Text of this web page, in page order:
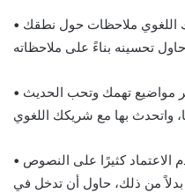
ملاحظات حول نطقك
مواضيع تهمك وتحب الحديث
الاعتماد كثيرًا على النصوص
بدلاً من ذلك، حاول أن تدخل في